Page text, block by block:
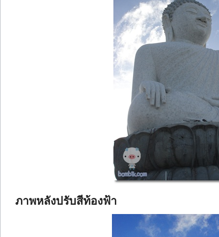
ภาพหลังปรับสีท้องฟ้า